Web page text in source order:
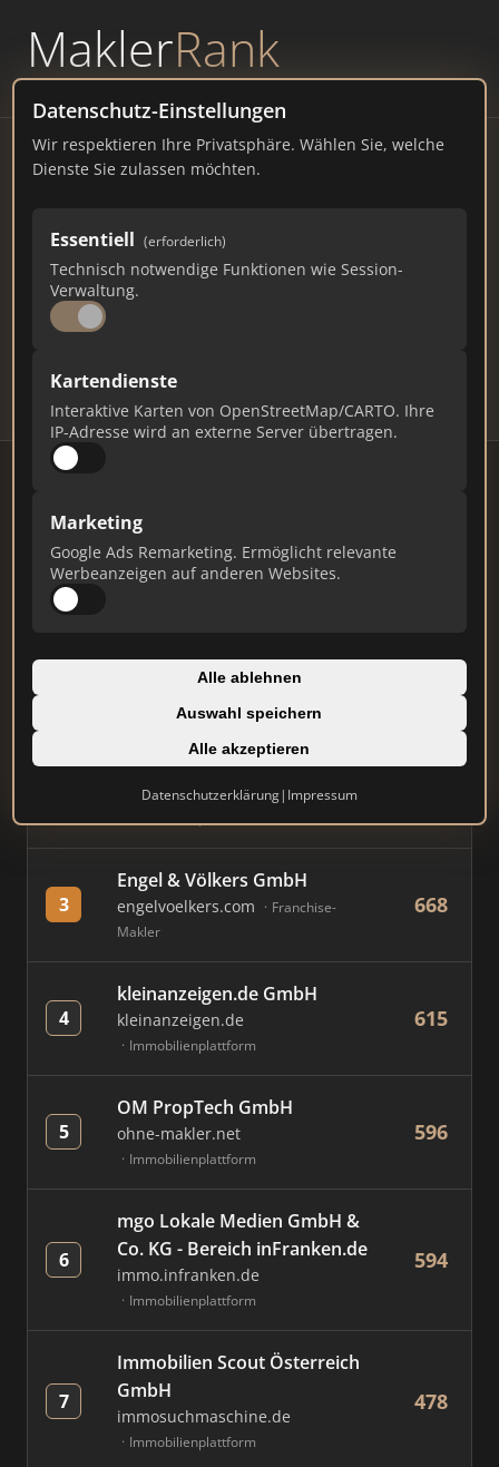
MaklerRank
powered byWAVEPOINT
Datenschutz-Einstellungen
Wir respektieren Ihre Privatsphäre. Wählen Sie, welche
Dienste Sie zulassen möchten.
Essentiell (erforderlich)
Technisch notwendige Funktionen wie Session-
Verwaltung.
Kartendienste
Interaktive Karten von OpenStreetMap/CARTO. Ihre
IP-Adresse wird an externe Server übertragen.
Marketing
Google Ads Remarketing. Ermöglicht relevante
Werbeanzeigen auf anderen Websites.
Alle ablehnen
Auswahl speichern
Alle akzeptieren
Datenschutzerklärung| Impressum
Immobilienmakler
Heroldsberg – Ranking Juli
2026
BAYERN
68
Makler Makler-Keywords
Stand: Juli 2026
#
AVIV Germany GmbH
immowelt.de Immobilienplattform
Immobilien Scout GmbH
immobilienscout24.de
3
Engel & Völkers GmbH
engelvoelkers.com
Franchise-
Makler
668
4
kleinanzeigen.de GmbH
kleinanzeigen.de
Immobilienplattform
615
5
OM PropTech GmbH
ohne-makler.net
Immobilienplattform
596
6
mgo Lokale Medien GmbH &
Co. KG - Bereich inFranken.de
immo.infranken.de
Immobilienplattform
594
7
Immobilien Scout Österreich
GmbH
immosuchmaschine.de
Immobilienplattform
478